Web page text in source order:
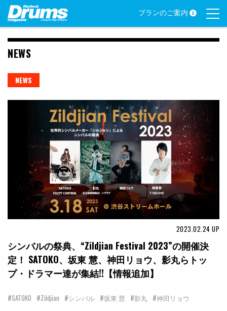
Skip
content
プランのご案内
NEWS
NEWS
2023.02.24 UP
シンバルの祭典、“Zildjian Festival 2023”の開催決
定！ SATOKO、坂東 慧、神田リョウ、影丸らトッ
プ・ドラマー達が集結!!【情報追加】
#SATOKO #Zildjian #シンバル #坂東 慧 #影丸 #神田リョウ